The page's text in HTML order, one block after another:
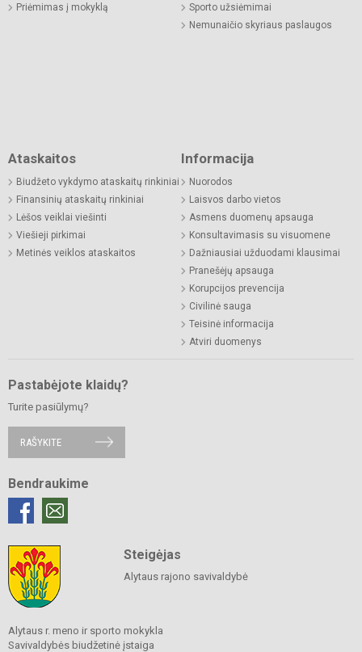
Priėmimas į mokyklą
Sporto užsiėmimai
Nemunaičio skyriaus paslaugos
Ataskaitos
Biudžeto vykdymo ataskaitų rinkiniai
Finansinių ataskaitų rinkiniai
Lėšos veiklai viešinti
Viešieji pirkimai
Metinės veiklos ataskaitos
Informacija
Nuorodos
Laisvos darbo vietos
Asmens duomenų apsauga
Konsultavimasis su visuomene
Dažniausiai užduodami klausimai
Pranešėjų apsauga
Korupcijos prevencija
Civilinė sauga
Teisinė informacija
Atviri duomenys
Pastabėjote klaidų?
Turite pasiūlymų?
RAŠYKITE
Bendraukime
Steigėjas
Alytaus rajono savivaldybė
Alytaus r. meno ir sporto mokykla
Savivaldybės biudžetinė įstaiga